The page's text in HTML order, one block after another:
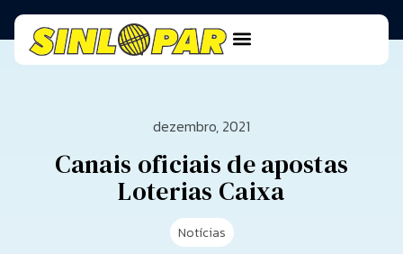
dezembro, 2021
Canais oficiais de apostas
Loterias Caixa
Notícias